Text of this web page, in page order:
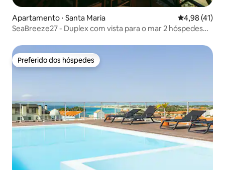
Apartamento ⋅ Santa Maria 4,98 de uma
4,98 (41)
SeaBreeze27 - Duplex com vista para o mar 2 hóspedes
Preferido dos hóspedes
Preferido dos hóspedes